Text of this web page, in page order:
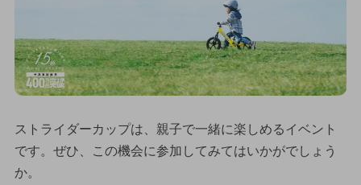
ストライダーカップは、親子で一緒に楽しめるイベント
です。ぜひ、この機会に参加してみてはいかがでしょう
か。